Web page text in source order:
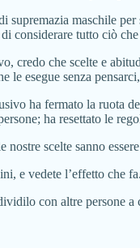
supremazia maschile
considerare tutto ciò
credo che scelte e
le esegue senza
ha fermato la ruota
ha resettato le
nostre scelte sanno
e vedete l’effetto che fa.
con altre persone